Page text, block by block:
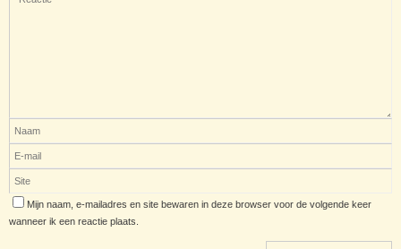
Mijn naam, e-mailadres en site bewaren in deze browser voor de volgende keer
wanneer ik een reactie plaats.